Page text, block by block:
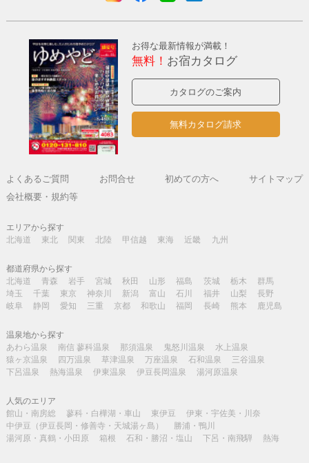
お得な最新情報が満載！
無料！ お宿カタログ
カタログのご案内
無料カタログ請求
よくあるご質問 お問合せ 初めての方へ
サイトマップ
会社概要・規約等
エリアから探す
北海道
東北 関東 北陸 甲信越 東海 近畿 九州
都道府県から探す
北海道
青森 岩手 宮城 秋田 山形 福島 茨城 栃木
群馬
埼玉
千葉 東京 神奈川 新潟 富山 石川 福井 山梨
長野
岐阜
静岡 愛知 三重 京都 和歌山 福岡 長崎 熊本 鹿児島
温泉地から探す
あわら温泉
南信 蓼科温泉 那須温泉 鬼怒川温泉
水上温泉
猿ヶ京温泉
四万温泉 草津温泉 万座温泉 石和温泉
三谷温泉
下呂温泉
熱海温泉 伊東温泉 伊豆長岡温泉 湯河原温泉
人気のエリア
館山・南房総
蓼科・白樺湖・車山 東伊豆
伊東・宇佐美・川奈
中伊豆（伊豆長岡・修善寺・天城湯ヶ島）
勝浦・鴨川
湯河原・真鶴・小田原
箱根 石和・勝沼・塩山 下呂・南飛騨 熱海